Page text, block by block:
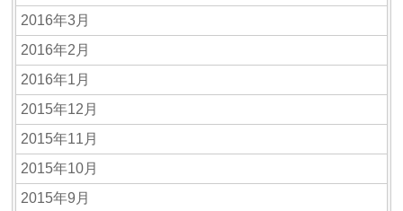
2016年3月
2016年2月
2016年1月
2015年12月
2015年11月
2015年10月
2015年9月